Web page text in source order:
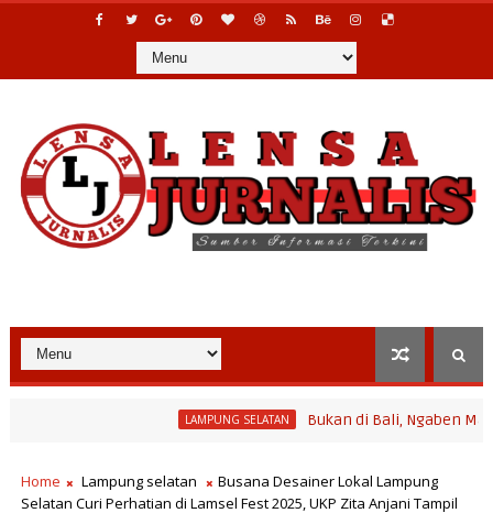
LAMPUNG SELATAN Bukan di Bali, Ngaben Massal
Home Lampung selatan
Busana Desainer Lokal Lampung
Selatan Curi Perhatian di Lamsel Fest 2025, UKP Zita Anjani Tampil